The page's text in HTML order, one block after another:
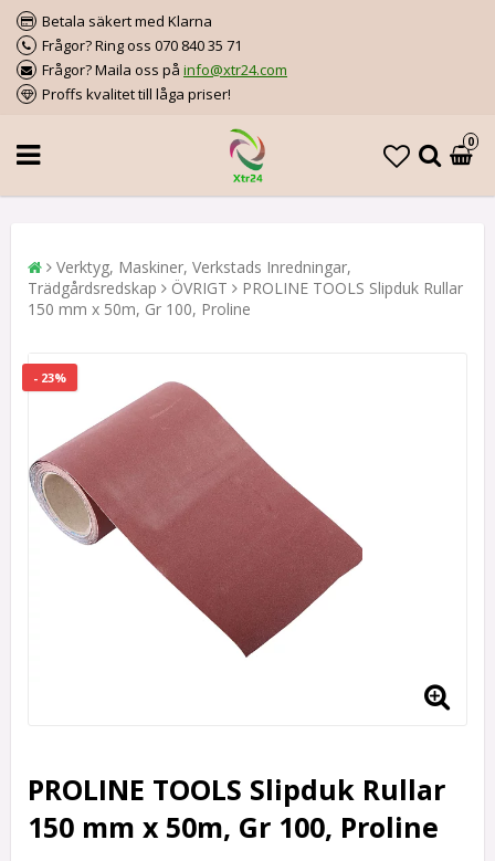
Betala säkert med Klarna
Frågor? Ring oss 070 840 35 71
Frågor? Maila oss på info@xtr24.com
Proffs kvalitet till låga priser!
0
Verktyg, Maskiner, Verkstads Inredningar,
Trädgårdsredskap
ÖVRIGT
PROLINE TOOLS Slipduk Rullar
150 mm x 50m, Gr 100, Proline
- 23%
PROLINE TOOLS Slipduk Rullar
150 mm x 50m, Gr 100, Proline